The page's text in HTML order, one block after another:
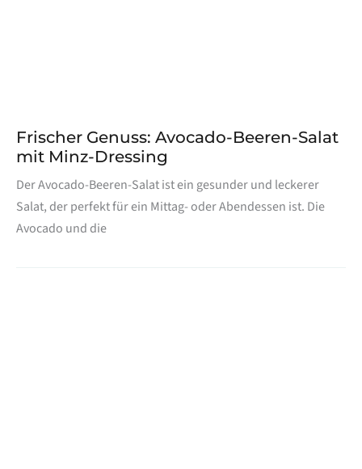
Frischer Genuss: Avocado-Beeren-Salat
mit Minz-Dressing
Der Avocado-Beeren-Salat ist ein gesunder und leckerer
Salat, der perfekt für ein Mittag- oder Abendessen ist. Die
Avocado und die